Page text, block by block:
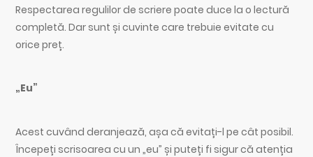
Respectarea regulilor de scriere poate duce la o lectură
completă. Dar sunt și cuvinte care trebuie evitate cu
orice preț.
„Eu”
Acest cuvând deranjează, așa că evitați-l pe cât posibil.
Începeți scrisoarea cu un „eu” și puteți fi sigur că atenția